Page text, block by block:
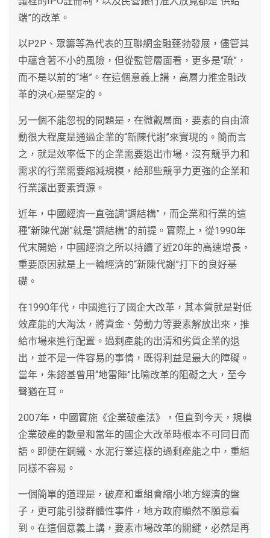
端”的改革。
以P2P、眾籌等為代表的互聯網金融蓬勃發展，儘管其
中蘊含著不小的風險，但從監管層面看，更多是“疏”，
而不是以前的“堵”。在這個意義上講，高層力推金融改
革的決心是堅定的。
另一個不能忽視的問題是，在微觀層面，要素的自由流
動很大程度是通過企業的“新陳代謝”來實現的。簡而言
之，就是效率低下的企業需要退出市場，沒有競爭力和
需求的行業需要縮減規模，給那些競爭力更強的企業和
行業讓出要素資源。
近年，中國經濟一直強調“調結構”，而企業和行業的這
種“新陳代謝”就是“調結構”的前提。實際上，從1990年
代末開始，中國經濟之所以持續了近20年的高速增長，
重要原因就是上一輪經濟的“新陳代謝”打下的良好基
礎。
在1990年代，中國進行了國企大改革，其本質就是對低
效產能的大淘汰，將資金、勞動力等要素解放出來，推
給市場來進行配置。過剩產能的出清和劣質企業的退
出，並不是一件容易的事情，既得利益是最大的障礙。
當年，朱鎔基曾用“地雷陣”比喻改革的阻礙之大，至今
聲猶在耳。
2007年，中國實施《企業破產法》，但直到今天，規模
企業破產的數量和當年的國企大改革時根本不可同日而
語。即便在鋼鐵、水泥行業這樣的過剩產能之中，重組
同樣不容易。
一個簡單的道理是，破產和重組會縮小地方經濟的盤
子，更可能引發群體性事件，地方政府顯然不願意看
到。在這個意義上講，要素市場改革的關鍵，必然是再